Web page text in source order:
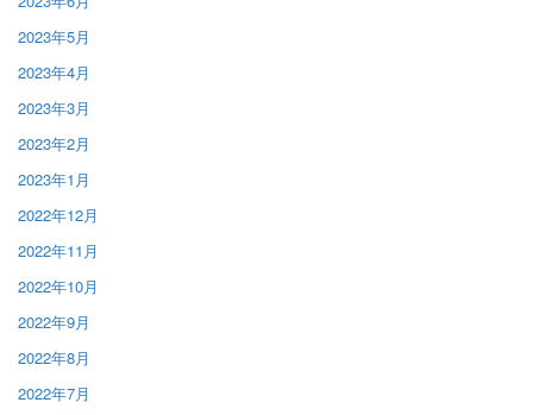
2023年5月
2023年4月
2023年3月
2023年2月
2023年1月
2022年12月
2022年11月
2022年10月
2022年9月
2022年8月
2022年7月